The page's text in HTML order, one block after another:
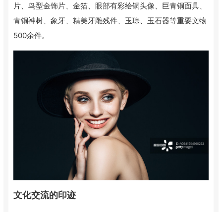
片、鸟型金饰片、金箔、眼部有彩绘铜头像、巨青铜面具、
青铜神树、象牙、精美牙雕残件、玉琮、玉石器等重要文物
500余件。
文化交流的印迹